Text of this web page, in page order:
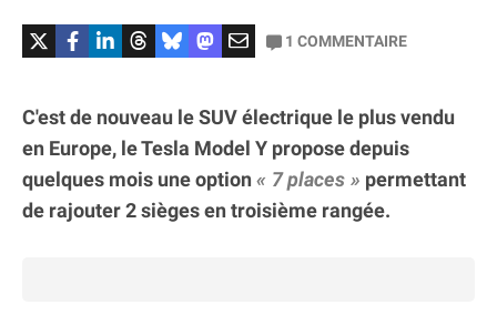
1 COMMENTAIRE
C'est de nouveau le SUV électrique le plus vendu
en Europe, le Tesla Model Y propose depuis
quelques mois une option
7 places
permettant
de rajouter 2 sièges en troisième rangée.